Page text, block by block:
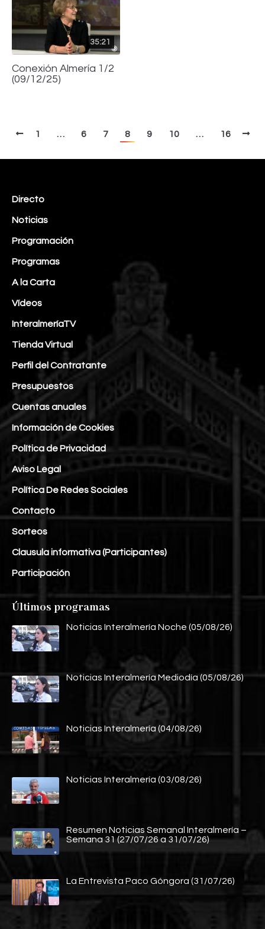
35:21
Conexión Almería 1/2
(09/12/25)
1 … 6 7 8 9 10 … 16
Directo
Noticias
Programación
Programas
A la Carta
Vídeos
InteralmeríaTV
Tienda Virtual
Perfil del Contratante
Presupuestos
Cuentas anuales
Información de Cookies
Política de Privacidad
Aviso Legal
Política De Redes Sociales
Contacto
Sorteos
Clausula informativa (Participantes)
Participación
Últimos programas
Noticias Interalmería Noche (05/08/26)
Noticias Interalmería Mediodía (05/08/26)
Noticias Interalmería (04/08/26)
Noticias Interalmería (03/08/26)
Resumen Noticias Semanal Interalmería –
Semana 31 (27/07/26 a 31/07/26)
La Entrevista Paco Góngora (31/07/26)